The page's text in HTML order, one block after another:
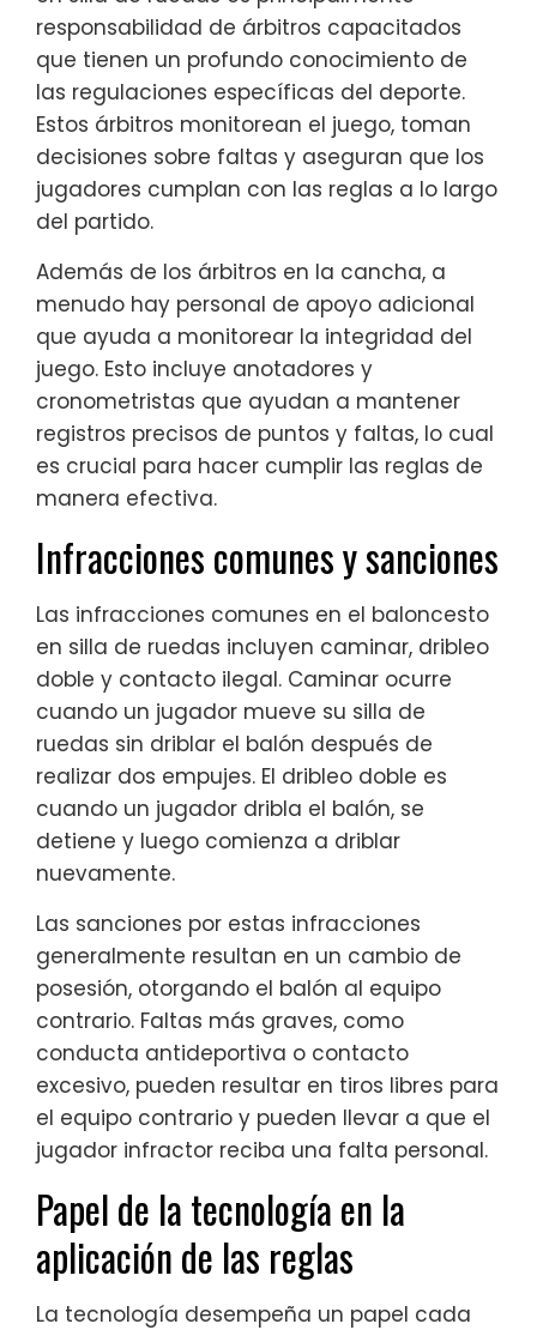
responsabilidad de árbitros capacitados
que tienen un profundo conocimiento de
las regulaciones específicas del deporte.
Estos árbitros monitorean el juego, toman
decisiones sobre faltas y aseguran que los
jugadores cumplan con las reglas a lo largo
del partido.
Además de los árbitros en la cancha, a
menudo hay personal de apoyo adicional
que ayuda a monitorear la integridad del
juego. Esto incluye anotadores y
cronometristas que ayudan a mantener
registros precisos de puntos y faltas, lo cual
es crucial para hacer cumplir las reglas de
manera efectiva.
Infracciones comunes y sanciones
Las infracciones comunes en el baloncesto
en silla de ruedas incluyen caminar, dribleo
doble y contacto ilegal. Caminar ocurre
cuando un jugador mueve su silla de
ruedas sin driblar el balón después de
realizar dos empujes. El dribleo doble es
cuando un jugador dribla el balón, se
detiene y luego comienza a driblar
nuevamente.
Las sanciones por estas infracciones
generalmente resultan en un cambio de
posesión, otorgando el balón al equipo
contrario. Faltas más graves, como
conducta antideportiva o contacto
excesivo, pueden resultar en tiros libres para
el equipo contrario y pueden llevar a que el
jugador infractor reciba una falta personal.
Papel de la tecnología en la
aplicación de las reglas
La tecnología desempeña un papel cada